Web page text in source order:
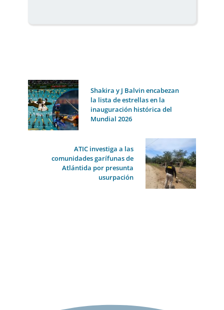
Shakira y J Balvin encabezan
la lista de estrellas en la
inauguración histórica del
Mundial 2026
ATIC investiga a las
comunidades garífunas de
Atlántida por presunta
usurpación